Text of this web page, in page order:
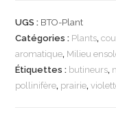
UGS : BTO-Plant
Catégories : Plants,
aromatique, Milieu
Étiquettes : butineurs,
pollinifère, prairie,